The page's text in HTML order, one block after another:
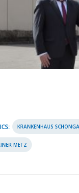
KRANKENHAUS
METZ